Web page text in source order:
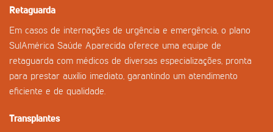
Retaguarda
Em casos de internações de urgência e emergência, o plano
SulAmérica Saúde Aparecida oferece uma equipe de
retaguarda com médicos de diversas especializações, pronta
para prestar auxílio imediato, garantindo um atendimento
eficiente e de qualidade.
Transplantes